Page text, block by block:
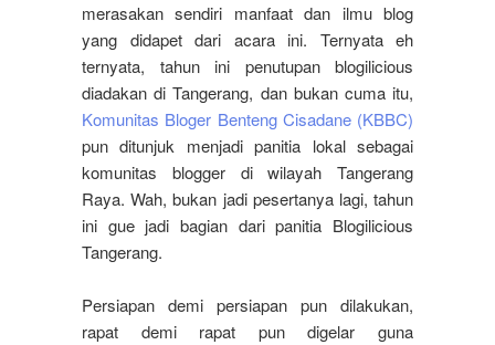
merasakan sendiri manfaat dan ilmu blog
yang didapet dari acara ini. Ternyata eh
ternyata, tahun ini penutupan blogilicious
diadakan di Tangerang, dan bukan cuma itu,
Komunitas Bloger Benteng Cisadane (KBBC)
pun ditunjuk menjadi panitia lokal sebagai
komunitas blogger di wilayah Tangerang
Raya. Wah, bukan jadi pesertanya lagi, tahun
ini gue jadi bagian dari panitia Blogilicious
Tangerang.
Persiapan demi persiapan pun dilakukan,
rapat demi rapat pun digelar guna